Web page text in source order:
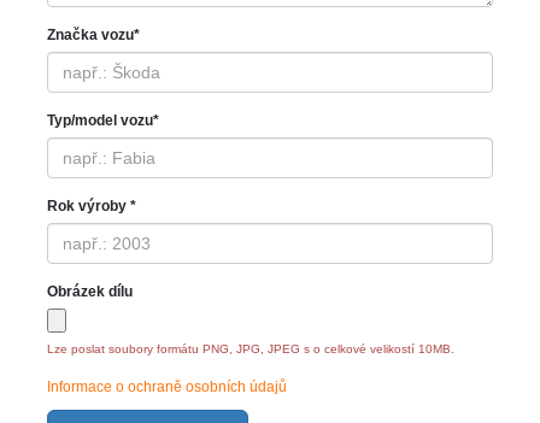
Značka vozu*
Typ/model vozu*
Rok výroby *
Obrázek dílu
Lze poslat soubory formátu PNG, JPG, JPEG s o celkové velikostí 10MB.
Informace o ochraně osobních údajů